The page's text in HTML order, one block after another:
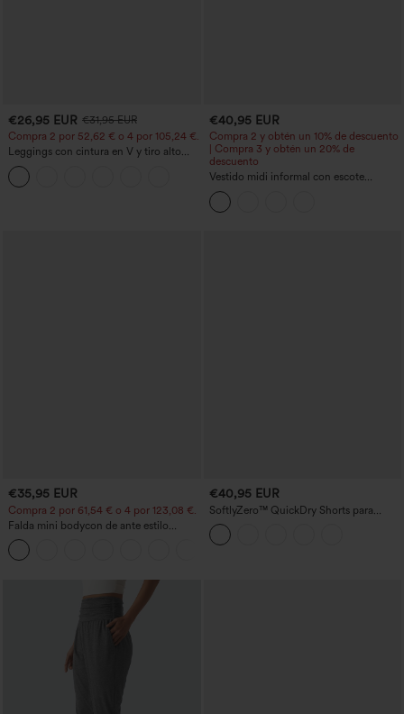
€26,95 EUR €31,95 EUR
Compra 2 por 52,62 € o 4 por 105,24 €.
Leggings con cintura en V y tiro alto
acampanados
€40,95 EUR
Compra 2 y obtén un 10% de descuento
| Compra 3 y obtén un 20% de
descuento
Vestido midi informal con escote
redondo, sujetador integrado, sin
mangas y bajo con volantes
€35,95 EUR
Compra 2 por 61,54 € o 4 por 123,08 €.
Falda mini bodycon de ante estilo
crossover, talle alto, 2 en 1, dobladillo
con flecos, para fiesta
€40,95 EUR
SoftlyZero™ QuickDry Shorts para
correr 2 en 1 de 5'' con bolsillos — talle
alto, control de abdomen, puntos
reflectantes y dobladillo cruzado